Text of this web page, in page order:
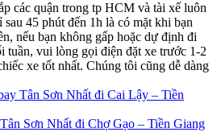
các quận trong tp HCM và tài xế luôn
sau 45 phút đến 1h là có mặt khi bạn
nếu bạn không gấp hoặc dự định đi
tuần, vui lòng gọi điện đặt xe trước 1-2
xe tốt nhất. Chúng tôi cũng dễ dàng
Tân Sơn Nhất đi Cai Lậy – Tiền
Sơn Nhất đi Chợ Gạo – Tiền Giang